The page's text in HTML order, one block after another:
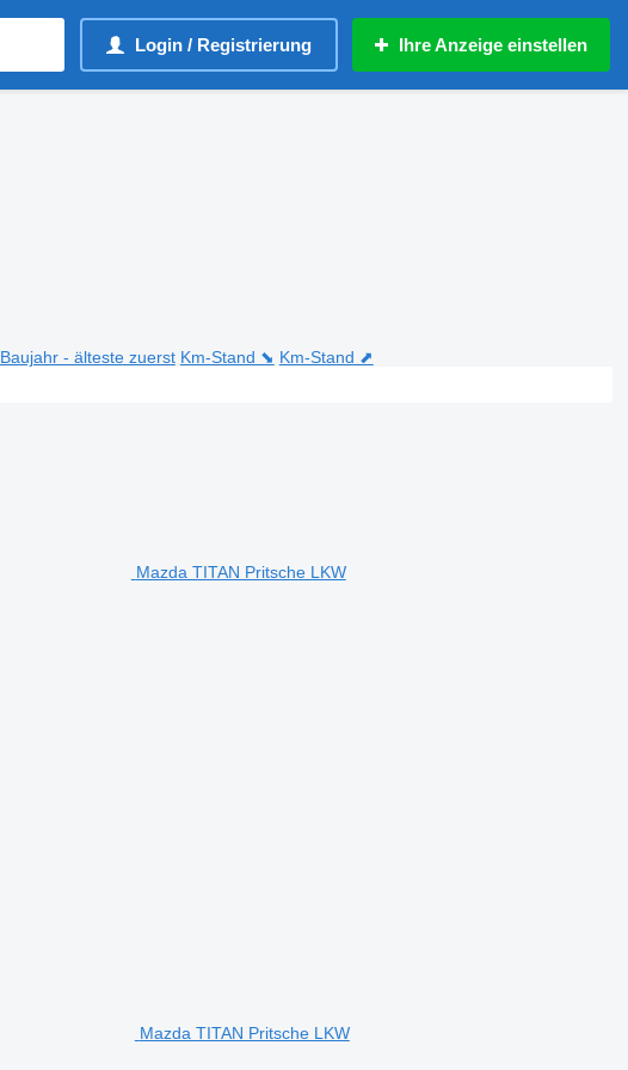
Login / Registrierung Ihre Anzeige einstellen
Baujahr - älteste zuerst Km-Stand ⬊ Km-Stand ⬈
Mazda TITAN Pritsche LKW
Mazda TITAN Pritsche LKW